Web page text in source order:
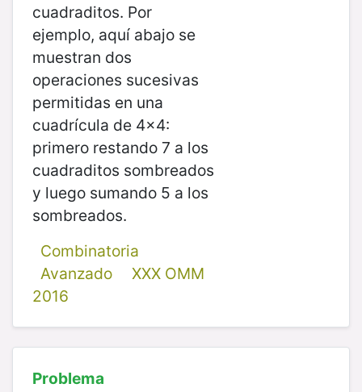
cuadraditos. Por
ejemplo, aquí abajo se
muestran dos
operaciones sucesivas
permitidas en una
cuadrícula de 4x4:
primero restando 7 a los
cuadraditos sombreados
y luego sumando 5 a los
sombreados.
Combinatoria
Avanzado
XXX OMM
2016
Problema